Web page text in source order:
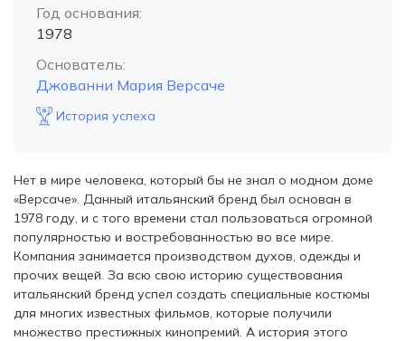
Нет в мире человека, который бы не знал о модном доме
«Версаче». Данный итальянский бренд был основан в
1978 году, и с того времени стал пользоваться огромной
популярностью и востребованностью во все мире.
Компания занимается производством духов, одежды и
прочих вещей. За всю свою историю существования
итальянский бренд успел создать специальные костюмы
для многих известных фильмов, которые получили
множество престижных кинопремий. А история этого
Год основания:
1978
Основатель:
Джованни Мария Версаче
История успеха